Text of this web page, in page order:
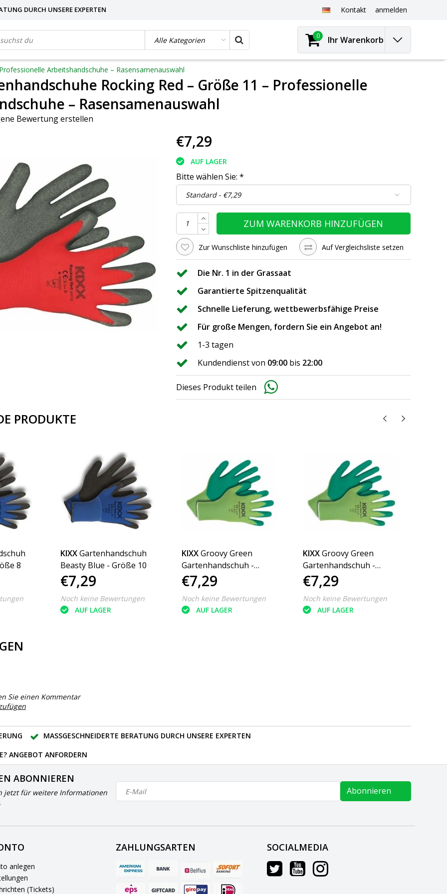
DURCH UNSERE EXPERTEN Kontakt anmelden
0 Ihr Warenkorb
Arbeitshandschuhe – Rasensamenauswahl
Rocking Red – Größe 11 – Professionelle
– Rasensamenauswahl
Bewertung erstellen
€7,29
AUF LAGER
Bitte wählen Sie: *
ZUM WARENKORB HINZUFÜGEN
Zur Wunschliste hinzufügen Auf Vergleichsliste setzen
Die Nr. 1 in der Grassaat
Garantierte Spitzenqualität
Schnelle Lieferung, wettbewerbsfähige Preise
Für große Mengen, fordern Sie ein Angebot an!
1-3 tagen
Kundendienst von 09:00 bis 22:00
Dieses Produkt teilen
PRODUKTE
8
KIXX Gartenhandschuh
Beasty Blue - Größe 10
€7,29
Noch keine Bewertungen
AUF LAGER
KIXX Groovy Green
Gartenhandschuh -
Größe 8
€7,29
Noch keine Bewertungen
AUF LAGER
KIXX Groovy Green
Gartenhandschuh -
Größe 9
€7,29
Noch keine Bewertungen
AUF LAGER
Sie einen Kommentar
MASSGESCHNEIDERTE BERATUNG DURCH UNSERE EXPERTEN
ANGEBOT ANFORDERN
ABONNIEREN
jetzt für weitere Informationen
Abonnieren
anlegen
(Tickets)
ZAHLUNGSARTEN SOCIALMEDIA